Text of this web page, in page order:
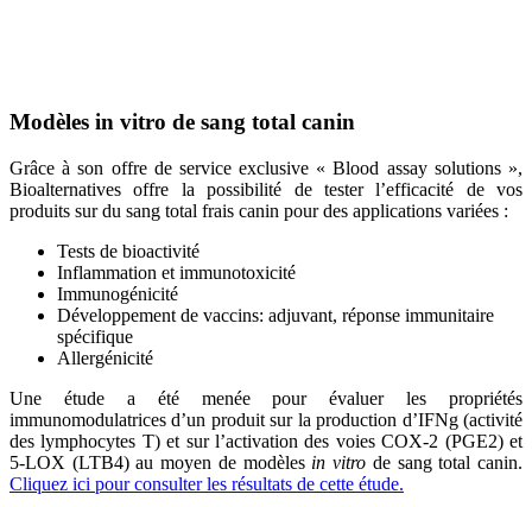
Modèles in vitro de sang total canin
Grâce à son offre de service exclusive « Blood assay solutions »,
Bioalternatives offre la possibilité de tester l’efficacité de vos
produits sur du sang total frais canin pour des applications variées :
Tests de bioactivité
Inflammation et immunotoxicité
Immunogénicité
Développement de vaccins: adjuvant, réponse immunitaire
spécifique
Allergénicité
Une étude a été menée pour évaluer les propriétés
immunomodulatrices d’un produit sur la production d’IFNg (activité
des lymphocytes T) et sur l’activation des voies COX-2 (PGE2) et
5-LOX (LTB4) au moyen de modèlesin vitro de sang total canin.
Cliquez ici pour consulter les résultats de cette étude.